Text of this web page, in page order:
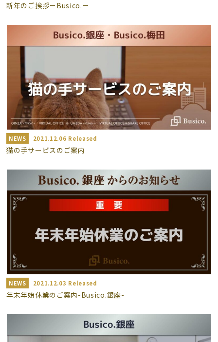
新年のご挨拶－Busico.－
NEWS 2021.12.06 Released
猫の手サービスのご案内
NEWS 2021.12.03 Released
年末年始休業のご案内-Busico.銀座-